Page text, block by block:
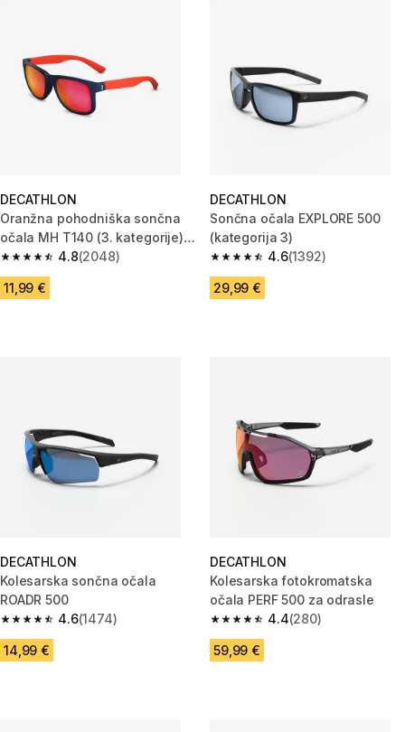
DECATHLON
Oranžna pohodniška sončna
očala MH T140 (3. kategorije)
za otroke nad 10 let
4.8
4.8 od 5 zvezdic from 2048 ocene
(2048)
11,99 €
DECATHLON
Sončna očala EXPLORE 500
(kategorija 3)
4.6
4.6 od 5 zvezdic from 1392
(1392)
29,99 €
DECATHLON
Kolesarska sončna očala
ROADR 500
4.6
4.6 od 5 zvezdic from 1474 ocene
(1474)
14,99 €
DECATHLON
Kolesarska fotokromatska
očala PERF 500 za odrasle
4.4
4.4 od 5 zvezdic from 280
(280)
59,99 €